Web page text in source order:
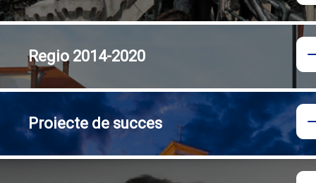
Regio 2014-2020
Proiecte de succes